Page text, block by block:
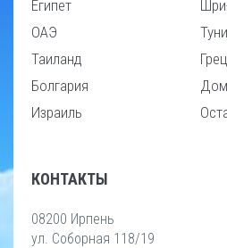
Египет
ОАЭ
Таиланд
Болгария
Израиль
КОНТАКТЫ
08200 Ирпень
ул. Соборная 118/19